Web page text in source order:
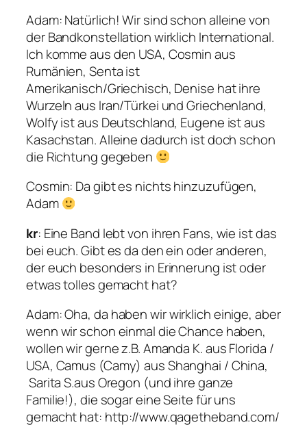
Adam: Natürlich! Wir sind schon alleine von
der Bandkonstellation wirklich International.
Ich komme aus den USA, Cosmin aus
Rumänien, Senta ist
Amerikanisch/Griechisch, Denise hat ihre
Wurzeln aus Iran/Türkei und Griechenland,
Wolfy ist aus Deutschland, Eugene ist aus
Kasachstan. Alleine dadurch ist doch schon
die Richtung gegeben
Cosmin: Da gibt es nichts hinzuzufügen,
Adam
kr: Eine Band lebt von ihren Fans, wie ist das
bei euch. Gibt es da den ein oder anderen,
der euch besonders in Erinnerung ist oder
etwas tolles gemacht hat?
Adam: Oha, da haben wir wirklich einige, aber
wenn wir schon einmal die Chance haben,
wollen wir gerne z.B. Amanda K. aus Florida /
USA, Camus (Camy) aus Shanghai / China,
Sarita S.aus Oregon (und ihre ganze
Familie!), die sogar eine Seite für uns
gemacht hat: http://www.qagetheband.com/